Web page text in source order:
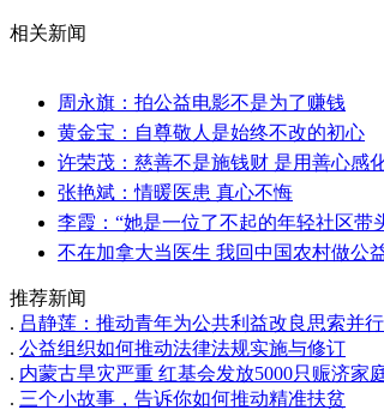
相关新闻
周永旗：拍公益电影不是为了赚钱
黄金宝：自尊敬人是始终不改的初心
许荣茂：慈善不是施钱财 是用善心感
张艳斌：情暖医患 真心不悔
李霞：“她是一位了不起的年轻社区带
不在加拿大当医生 我回中国农村做公
推荐新闻
. 吕静莲：推动青年为公共利益改良思索并
. 公益组织如何推动法律法规实施与修订
. 内蒙古旱灾严重 红基会发放5000只赈济家
. 三个小故事，告诉你如何推动精准扶贫